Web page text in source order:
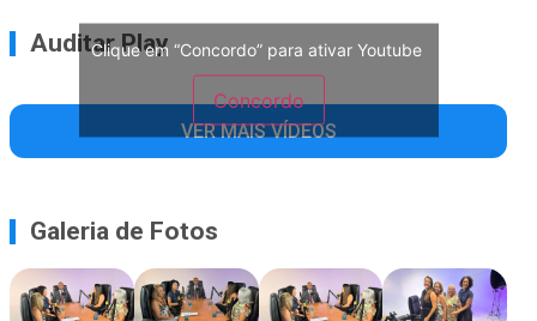
Auditar Play
Clique em “Concordo” para ativar Youtube
Concordo
VER MAIS VÍDEOS
Galeria de Fotos